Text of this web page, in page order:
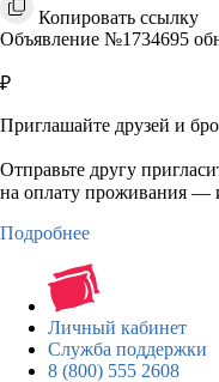
Копировать ссылку
Объявление №1734695
₽
Приглашайте друзей и
Отправьте другу
на оплату проживания —
Подробнее
Личный кабинет
Служба поддержки
8 (800) 555 2608